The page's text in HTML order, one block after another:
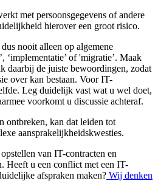
met persoonsgegevens of andere
hierover een groot risico.
nooit alleen op algemene
‘implementatie’ of 'migratie’. Maak
daarbij de juiste bewoordingen, zodat
over kan bestaan. Voor IT-
Leg duidelijk vast wat u wel doet,
voorkomt u discussie achteraf.
ontbreken, kan dat leiden tot
aansprakelijkheidskwesties.
van IT-contracten en
Heeft u een conflict met een IT-
afspraken maken? Wij denken